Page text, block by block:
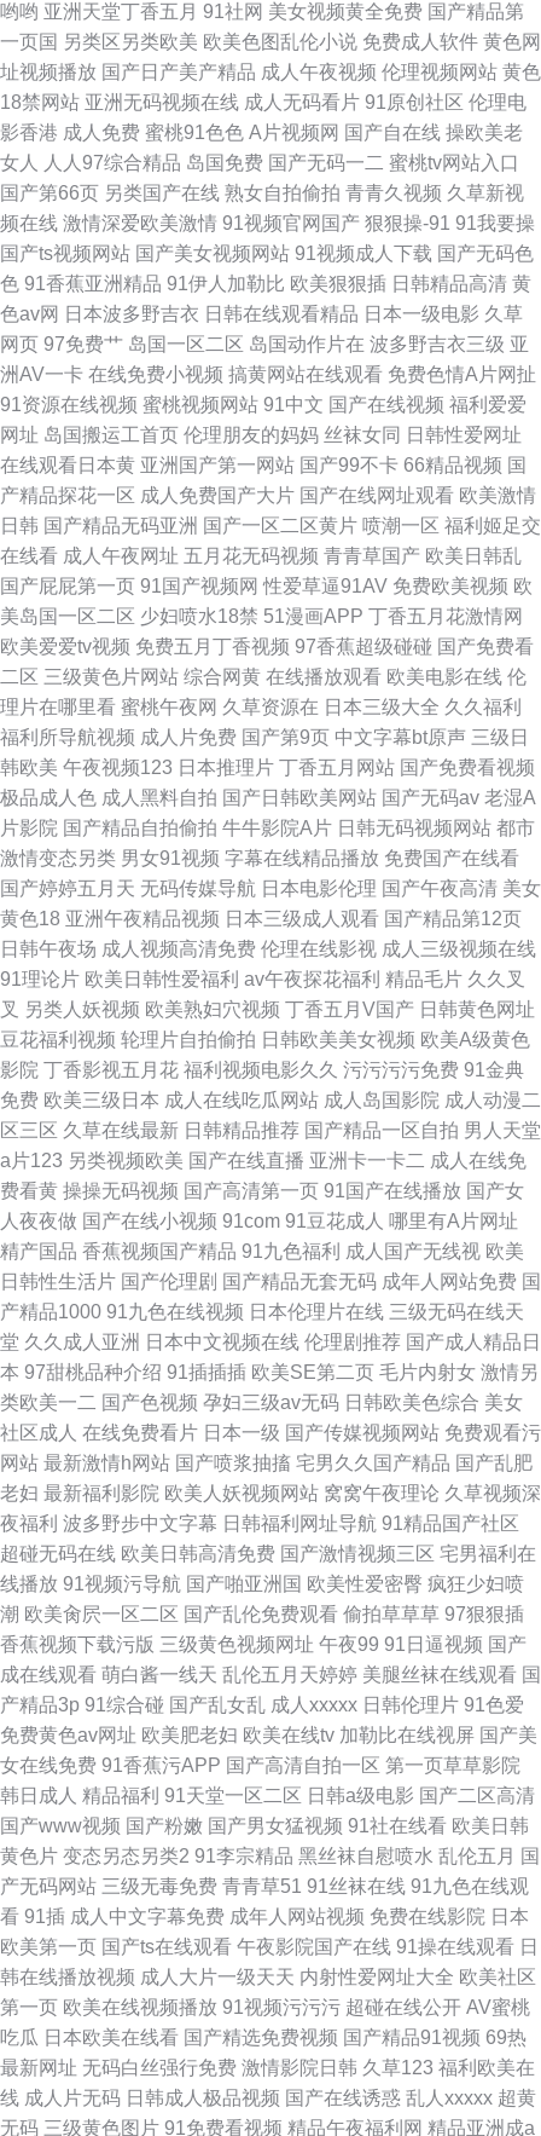
站在线观看 性生活理論永久免費 超碰免费人人妻 性交美女 欧美成久久 91青
草娱乐 日本女人国产久久 91制片探花 日本综合色网
哟哟 亚洲天堂丁香五月 91社网 美女视频黄全免费 国产精品第
一页国 另类区另类欧美 欧美色图乱伦小说 免费成人软件 黄色网
址视频播放 国产日产美产精品 成人午夜视频 伦理视频网站 黄色
18禁网站 亚洲无码视频在线 成人无码看片 91原创社区 伦理电
影香港 成人免费 蜜桃91色色 A片视频网 国产自在线 操欧美老
女人
人人97综合精品 岛国免费 国产无码一二 蜜桃tv网站入口
国产第66页 另类国产在线 熟女自拍偷拍 青青久视频 久草新视
频在线 激情深爱欧美激情 91视频官网国产 狠狠操-91 91我要操
国产ts视频网站 国产美女视频网站 91视频成人下载 国产无码色
色 91香蕉亚洲精品 91伊人加勒比 欧美狠狠插 日韩精品高清 黄
色av网 日本波多野吉衣 日韩在线观看精品 日本一级电影 久草
网页 97免费艹 岛国一区二区 岛国动作片在 波多野吉衣三级 亚
洲AV一卡 在线免费小视频 搞黄网站在线观看 免费色情A片网扯
91资源在线视频 蜜桃视频网站 91中文 国产在线视频 福利爱爱
网址 岛国搬运工首页 伦理朋友的妈妈 丝袜女同 日韩性爱网址
在线观看日本黄 亚洲国产第一网站 国产99不卡 66精品视频 国
产精品探花一区 成人免费国产大片 国产在线网址观看 欧美激情
日韩 国产精品无码亚洲 国产一区二区黄片 喷潮一区 福利姬足交
在线看 成人午夜网址 五月花无码视频 青青草国产 欧美日韩乱
国产屁屁第一页 91国产视频网 性爱草逼91AV 免费欧美视频 欧
美岛国一区二区 少妇喷水18禁 51漫画APP 丁香五月花激情网
欧美爱爱tv视频 免费五月丁香视频 97香蕉超级碰碰 国产免费看
二区 三级黄色片网站 综合网黄 在线播放观看 欧美电影在线 伦
理片在哪里看 蜜桃午夜网 久草资源在 日本三级大全 久久福利
福利所导航视频 成人片免费 国产第9页 中文字幕bt原声 三级日
韩欧美 午夜视频123 日本推理片 丁香五月网站 国产免费看视频
极品成人色 成人黑料自拍 国产日韩欧美网站 国产无码av 老湿A
片影院 国产精品自拍偷拍 牛牛影院A片 日韩无码视频网站 都市
激情变态另类 男女91视频 字幕在线精品播放 免费国产在线看
国产婷婷五月天 无码传媒导航 日本电影伦理 国产午夜高清 美女
黄色18 亚洲午夜精品视频 日本三级成人观看 国产精品第12页
日韩午夜场 成人视频高清免费 伦理在线影视 成人三级视频在线
91理论片 欧美日韩性爱福利 av午夜探花福利 精品毛片 久久叉
叉 另类人妖视频 欧美熟妇穴视频 丁香五月V国产 日韩黄色网址
豆花福利视频 轮理片自拍偷拍 日韩欧美美女视频 欧美A级黄色
影院 丁香影视五月花 福利视频电影久久 污污污污免费 91金典
免费 欧美三级日本 成人在线吃瓜网站 成人岛国影院 成人动漫二
区三区 久草在线最新 日韩精品推荐 国产精品一区自拍 男人天堂
a片123 另类视频欧美 国产在线直播 亚洲卡一卡二 成人在线免
费看黄 操操无码视频 国产高清第一页 91国产在线播放 国产女
人夜夜做 国产在线小视频 91com 91豆花成人 哪里有A片网址
精产国品 香蕉视频国产精品 91九色福利 成人国产无线视 欧美
日韩性生活片 国产伦理剧 国产精品无套无码 成年人网站免费 国
产精品1000 91九色在线视频 日本伦理片在线 三级无码在线天
堂 久久成人亚洲 日本中文视频在线 伦理剧推荐 国产成人精品日
本 97甜桃品种介绍 91插插插 欧美SE第二页 毛片内射女 激情另
类欧美一二 国产色视频 孕妇三级av无码 日韩欧美色综合 美女
社区成人 在线免费看片 日本一级 国产传媒视频网站 免费观看污
网站 最新激情h网站 国产喷浆抽搐 宅男久久国产精品 国产乱肥
老妇 最新福利影院 欧美人妖视频网站 窝窝午夜理论 久草视频深
夜福利 波多野步中文字幕 日韩福利网址导航 91精品国产社区
超碰无码在线 欧美日韩高清免费 国产激情视频三区 宅男福利在
线播放 91视频污导航 国产啪亚洲国 欧美性爱密臀 疯狂少妇喷
潮 欧美肏屄一区二区 国产乱伦免费观看 偷拍草草草 97狠狠插
香蕉视频下载污版 三级黄色视频网址 午夜99 91日逼视频 国产
成在线观看 萌白酱一线天 乱伦五月天婷婷 美腿丝袜在线观看 国
产精品3p 91综合碰 国产乱女乱 成人xxxxx 日韩伦理片 91色爱
免费黄色av网址 欧美肥老妇 欧美在线tv 加勒比在线视屏 国产美
女在线免费 91香蕉污APP 国产高清自拍一区 第一页草草影院
韩日成人 精品福利 91天堂一区二区 日韩a级电影 国产二区高清
国产www视频 国产粉嫩 国产男女猛视频 91社在线看 欧美日韩
黄色片 变态另态另类2 91李宗精品 黑丝袜自慰喷水 乱伦五月 国
产无码网站 三级无毒免费 青青草51 91丝袜在线 91九色在线观
看 91插 成人中文字幕免费 成年人网站视频 免费在线影院 日本
欧美第一页 国产ts在线观看 午夜影院国产在线 91操在线观看 日
韩在线播放视频 成人大片一级天天 内射性爱网址大全 欧美社区
第一页 欧美在线视频播放 91视频污污污 超碰在线公开 AV蜜桃
吃瓜 日本欧美在线看 国产精选免费视频 国产精品91视频 69热
最新网址 无码白丝强行免费 激情影院日韩 久草123 福利欧美在
线 成人片无码 日韩成人极品视频 国产在线诱惑 乱人xxxxx 超黄
无码 三级黄色图片 91免费看视频 精品午夜福利网 精品亚洲成a